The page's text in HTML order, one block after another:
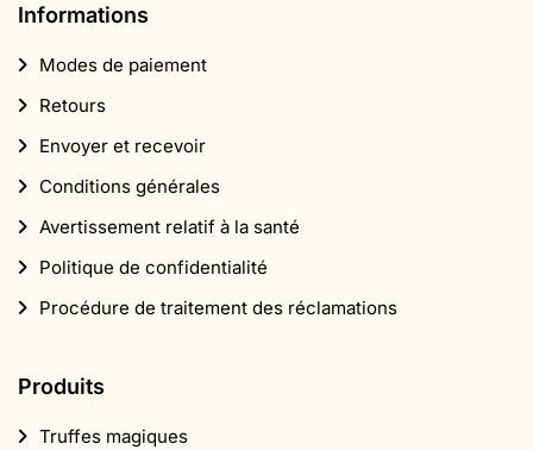
Informations
Modes de paiement
Retours
Envoyer et recevoir
Conditions générales
Avertissement relatif à la santé
Politique de confidentialité
Procédure de traitement des réclamations
Produits
Truffes magiques